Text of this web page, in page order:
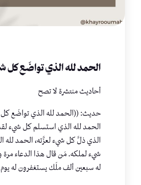
الحمد لله الذي تواضَع كل
أحاديث منتشرة لا تصح
حديث: ((الحمد لله الذي تواضَع كل
الحمد لله الذي استسلم كل شيء
الذي ذلَّ كل شيء لعزَّته، الحمد
شيء لملكه. مَن قال هذا الدعاء مرة
له سبعين ألف ملَك يستغفرون له يوم